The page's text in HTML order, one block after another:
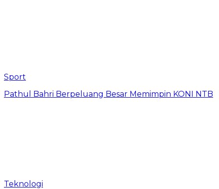
Sport
Pathul Bahri Berpeluang Besar Memimpin KONI NTB
Teknologi